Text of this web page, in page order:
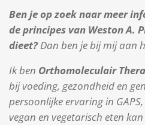
Ben je op zoek naar meer
de principes van Weston A.
dieet?Dan ben je bij mij aan
Ik ben Orthomoleculair
bij voeding, gezondheid en
persoonlijke ervaring in
vegan en vegetarisch eten